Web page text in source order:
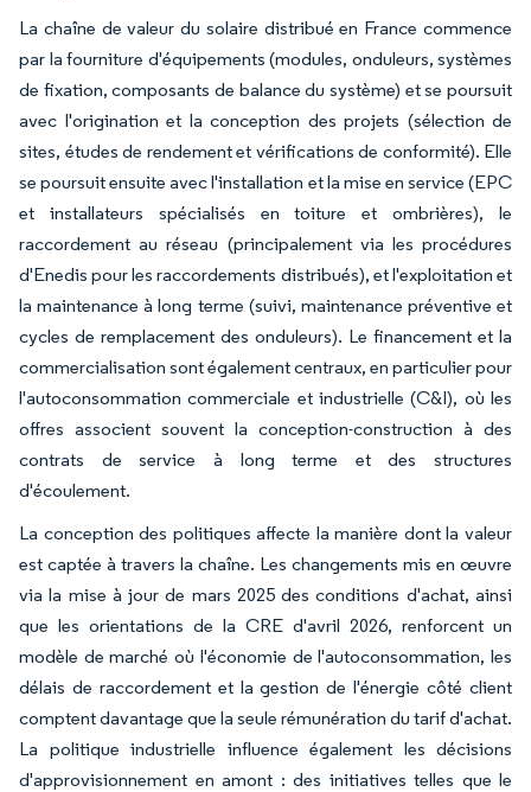
La chaîne de valeur du solaire distribué en France commence
par la fourniture d'équipements (modules, onduleurs, systèmes
de fixation, composants de balance du système) et se poursuit
avec l'origination et la conception des projets (sélection de
sites, études de rendement et vérifications de conformité). Elle
se poursuit ensuite avec l'installation et la mise en service (EPC
et installateurs spécialisés en toiture et ombrières), le
raccordement au réseau (principalement via les procédures
d'Enedis pour les raccordements distribués), et l'exploitation et
la maintenance à long terme (suivi, maintenance préventive et
cycles de remplacement des onduleurs). Le financement et la
commercialisation sont également centraux, en particulier pour
l'autoconsommation commerciale et industrielle (C&I), où les
offres associent souvent la conception-construction à des
contrats de service à long terme et des structures
d'écoulement.
La conception des politiques affecte la manière dont la valeur
est captée à travers la chaîne. Les changements mis en œuvre
via la mise à jour de mars 2025 des conditions d'achat, ainsi
que les orientations de la CRE d'avril 2026, renforcent un
modèle de marché où l'économie de l'autoconsommation, les
délais de raccordement et la gestion de l'énergie côté client
comptent davantage que la seule rémunération du tarif d'achat.
La politique industrielle influence également les décisions
d'approvisionnement en amont : des initiatives telles que le